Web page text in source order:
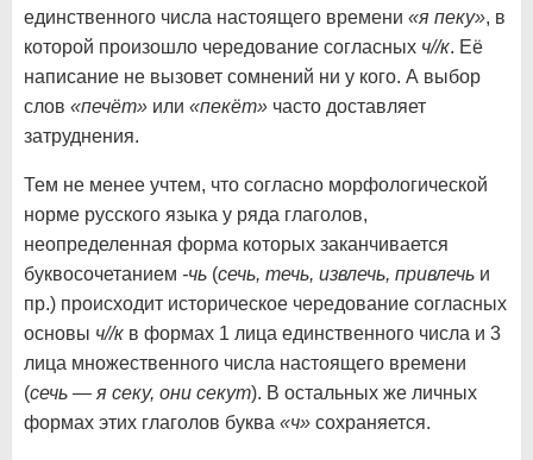
единственного числа настоящего времени «я пеку», в
которой произошло чередование согласных ч//к. Её
написание не вызовет сомнений ни у кого. А выбор
слов «печёт» или «пекёт» часто доставляет
затруднения.
Тем не менее учтем, что согласно морфологической
норме русского языка у ряда глаголов,
неопределенная форма которых заканчивается
буквосочетанием -чь (сечь, течь, извлечь, привлечь и
пр.) происходит историческое чередование согласных
основы ч//к в формах 1 лица единственного числа и 3
лица множественного числа настоящего времени
(сечь — я секу, они секут). В остальных же личных
формах этих глаголов буква «ч» сохраняется.